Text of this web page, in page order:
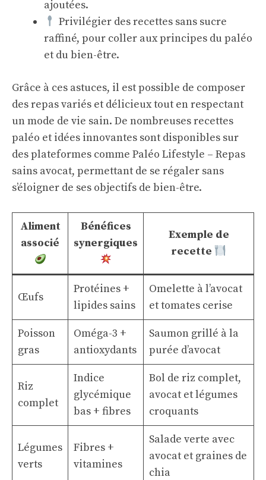
ajoutées.
Privilégier des recettes sans sucre
raffiné, pour coller aux principes du paléo
et du bien-être.
Grâce à ces astuces, il est possible de composer
des repas variés et délicieux tout en respectant
un mode de vie sain. De nombreuses recettes
paléo et idées innovantes sont disponibles sur
des plateformes comme Paléo Lifestyle – Repas
sains avocat, permettant de se régaler sans
s’éloigner de ses objectifs de bien-être.
Aliment
associé
Bénéfices
synergiques
Exemple de
recette
Œufs
Protéines +
lipides sains
Omelette à l’avocat
et tomates cerise
Poisson
gras
Oméga-3 +
antioxydants
Saumon grillé à la
purée d’avocat
Riz
complet
Indice
glycémique
bas + fibres
Bol de riz complet,
avocat et légumes
croquants
Légumes
verts
Fibres +
vitamines
Salade verte avec
avocat et graines de
chia